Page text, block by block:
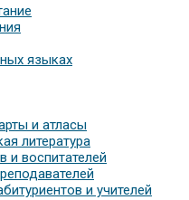
языках
и атласы
литература
воспитателей
и учителей